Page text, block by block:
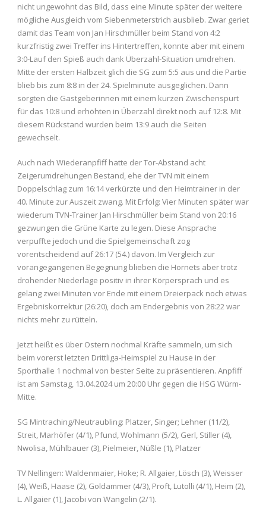
nicht ungewohnt das Bild, dass eine Minute später der weitere
mögliche Ausgleich vom Siebenmeterstrich ausblieb. Zwar geriet
damit das Team von Jan Hirschmüller beim Stand von 4:2
kurzfristig zwei Treffer ins Hintertreffen, konnte aber mit einem
3:0-Lauf den Spieß auch dank Überzahl-Situation umdrehen.
Mitte der ersten Halbzeit glich die SG zum 5:5 aus und die Partie
blieb bis zum 8:8 in der 24. Spielminute ausgeglichen. Dann
sorgten die Gastgeberinnen mit einem kurzen Zwischenspurt
für das 10:8 und erhöhten in Überzahl direkt noch auf 12:8. Mit
diesem Rückstand wurden beim 13:9 auch die Seiten
gewechselt.
Auch nach Wiederanpfiff hatte der Tor-Abstand acht
Zeigerumdrehungen Bestand, ehe der TVN mit einem
Doppelschlag zum 16:14 verkürzte und den Heimtrainer in der
40. Minute zur Auszeit zwang. Mit Erfolg: Vier Minuten später war
wiederum TVN-Trainer Jan Hirschmüller beim Stand von 20:16
gezwungen die Grüne Karte zu legen. Diese Ansprache
verpuffte jedoch und die Spielgemeinschaft zog
vorentscheidend auf 26:17 (54.) davon. Im Vergleich zur
vorangegangenen Begegnung blieben die Hornets aber trotz
drohender Niederlage positiv in ihrer Körpersprach und es
gelang zwei Minuten vor Ende mit einem Dreierpack noch etwas
Ergebniskorrektur (26:20), doch am Endergebnis von 28:22 war
nichts mehr zu rütteln.
Jetzt heißt es über Ostern nochmal Kräfte sammeln, um sich
beim vorerst letzten Drittliga-Heimspiel zu Hause in der
Sporthalle 1 nochmal von bester Seite zu präsentieren. Anpfiff
ist am Samstag, 13.04.2024 um 20:00 Uhr gegen die HSG Würm-
Mitte.
SG Mintraching/Neutraubling: Platzer, Singer; Lehner (11/2),
Streit, Marhöfer (4/1), Pfund, Wohlmann (5/2), Gerl, Stiller (4),
Nwolisa, Mühlbauer (3), Pielmeier, Nüßle (1), Platzer
TV Nellingen: Waldenmaier, Hoke; R. Allgaier, Lösch (3), Weisser
(4), Weiß, Haase (2), Goldammer (4/3), Proft, Lutolli (4/1), Heim (2),
L. Allgaier (1), Jacobi von Wangelin (2/1).